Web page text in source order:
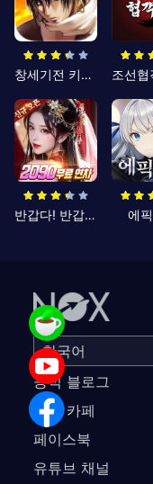
창세기전 키우기
반갑다! 반갑삼국지 에
공식 블로그
공식 카페
페이스북
유튜브 채널